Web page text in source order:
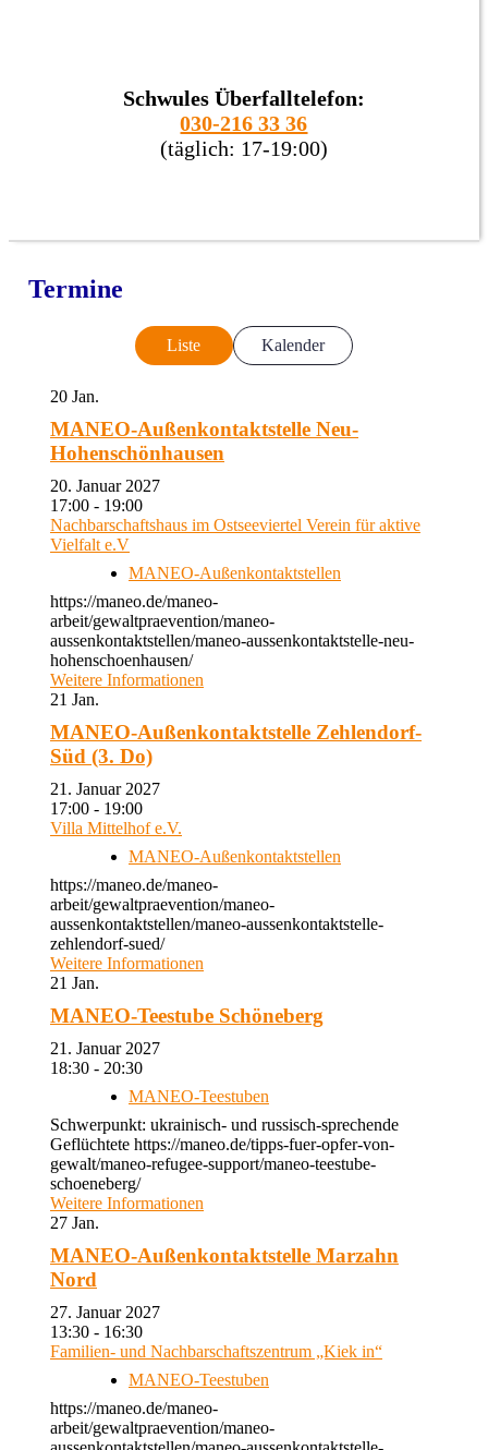
Schwules Überfalltelefon:
030-216 33 36
(täglich: 17-19:00)
Termine
Liste Kalender
20 Jan.
MANEO-Außenkontaktstelle Neu-
Hohenschönhausen
20. Januar 2027
17:00 - 19:00
Nachbarschaftshaus im Ostseeviertel Verein für aktive
Vielfalt e.V
MANEO-Außenkontaktstellen
https://maneo.de/maneo-
arbeit/gewaltpraevention/maneo-
aussenkontaktstellen/maneo-aussenkontaktstelle-neu-
hohenschoenhausen/
Weitere Informationen
21 Jan.
MANEO-Außenkontaktstelle Zehlendorf-
Süd (3. Do)
21. Januar 2027
17:00 - 19:00
Villa Mittelhof e.V.
MANEO-Außenkontaktstellen
https://maneo.de/maneo-
arbeit/gewaltpraevention/maneo-
aussenkontaktstellen/maneo-aussenkontaktstelle-
zehlendorf-sued/
Weitere Informationen
21 Jan.
MANEO-Teestube Schöneberg
21. Januar 2027
18:30 - 20:30
MANEO-Teestuben
Schwerpunkt: ukrainisch- und russisch-sprechende
Geflüchtete https://maneo.de/tipps-fuer-opfer-von-
gewalt/maneo-refugee-support/maneo-teestube-
schoeneberg/
Weitere Informationen
27 Jan.
MANEO-Außenkontaktstelle Marzahn
Nord
27. Januar 2027
13:30 - 16:30
Familien- und Nachbarschaftszentrum „Kiek in“
MANEO-Teestuben
https://maneo.de/maneo-
arbeit/gewaltpraevention/maneo-